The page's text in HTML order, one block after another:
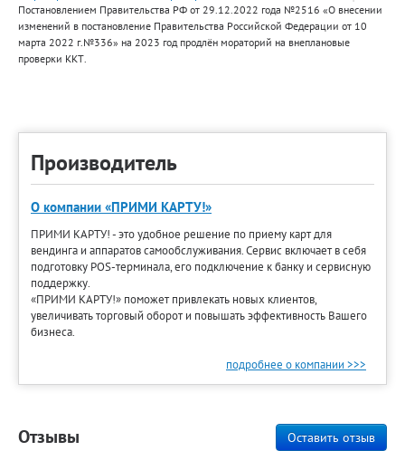
Постановлением Правительства РФ от 29.12.2022 года №2516 «О внесении
изменений в постановление Правительства Российской Федерации от 10
марта 2022 г.№336» на 2023 год продлён мораторий на внеплановые
проверки ККТ.
Производитель
О компании «ПРИМИ КАРТУ!»
ПРИМИ КАРТУ! - это удобное решение по приему карт для
вендинга и аппаратов самообслуживания. Сервис включает в себя
подготовку POS-терминала, его подключение к банку и сервисную
поддержку.
«ПРИМИ КАРТУ!» поможет привлекать новых клиентов,
увеличивать торговый оборот и повышать эффективность Вашего
бизнеса.
подробнее о компании >>>
Оставить отзыв
Отзывы